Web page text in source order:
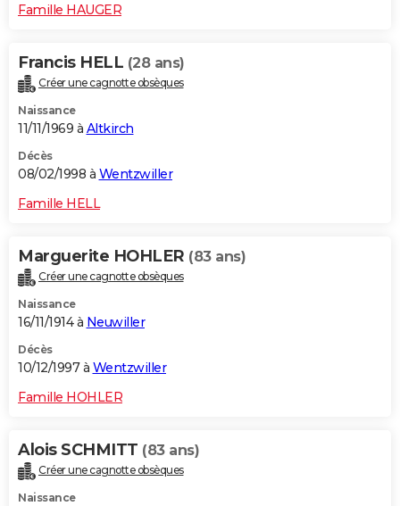
Famille HAUGER
Francis HELL (28 ans)
Créer une cagnotte obsèques
Naissance
11/11/1969 à Altkirch
Décès
08/02/1998 à Wentzwiller
Famille HELL
Marguerite HOHLER (83 ans)
Créer une cagnotte obsèques
Naissance
16/11/1914 à Neuwiller
Décès
10/12/1997 à Wentzwiller
Famille HOHLER
Alois SCHMITT (83 ans)
Créer une cagnotte obsèques
Naissance